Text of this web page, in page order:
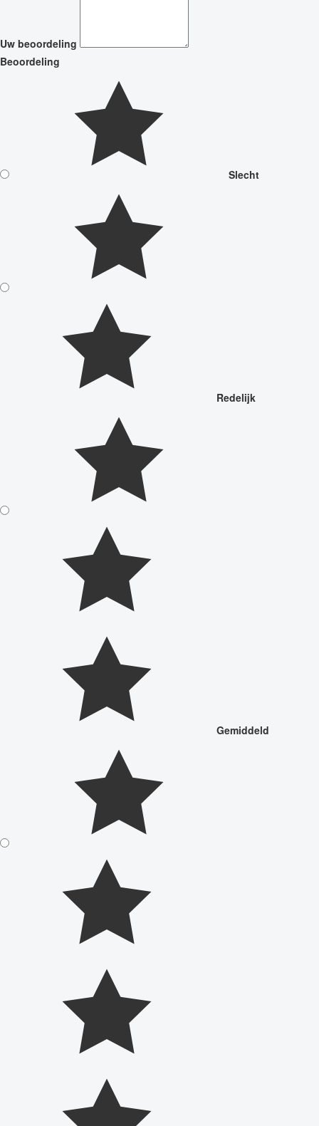
Uw beoordeling
Beoordeling
Slecht
Redelijk
Gemiddeld